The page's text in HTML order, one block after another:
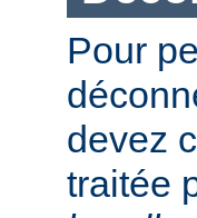
Pour
devez
traitée